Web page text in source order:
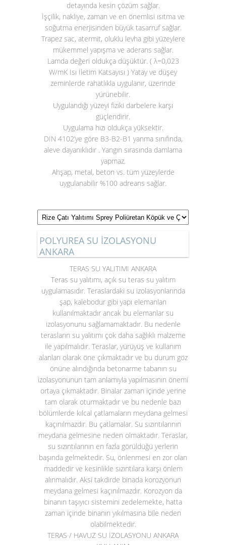
detayında kesin çözüm sağlar.
İşçilik, nakliye, zaman ve en önemlisi ısıtma ve
soğutma enerjisinden büyük tasarruf sağlar.
Trapez sac, atermit, oluklu levha gibi yüzeylere
mükemmel yapışma ve aderans sağlar.
Lamda değeri oldukça düşüktür. ( λ=0,023
W/mK Isı İletim Katsayısı ) Yatay ve düşey
zeminlerde rahatlıkla uygulanır, üzerinde
yürünebilir.
Uygulandığı yüzeyi fiziki darbelere karşı
güçlendirir.
Uygulama hızı oldukça yüksektir.
DIN 4102’ye göre B3-B2-B1 yanma sınıfında,
aleve dayanıklıdır . Yangın sırasında damlama
yapmaz.
Ahşap, metal, beton vs. tüm yüzeylerde
uygulanabilir %100 adreans sağlar.
POLYUREA SU İZOLASYONU
ANKARA
TERAS SU YALITIMI ANKARA
Teras su yalıtımı, açık su teras su yalıtım
uygulamasıdır. Teraslardaki su izolasyonlarında
şap, kalebodur gibi yapı elemanları
kullanılmaktadır ancak bu elemanlar su
izolasyonunu sağlamamaktadır. Bu nedenle
terasların su yalıtımı çok daha sağlıklı malzeme
ile yapılmalıdır. Teraslar, yürüyüş ve kullanım
alanları olarak öne çıkmaktadır ve bu durum göz
önüne alındığında betonarme tabanın su
izolasyonunun tam anlamıyla yapılmasının önemi
ortaya çıkmaktadır. Binalar zaman içinde yerine
tam olarak oturmaktadır ve bu nedenle bazı
bölümlerde kılcal çatlamaların meydana gelmesi
kaçınılmazdır. Bu çatlamalar. Su sızıntılarının
meydana gelmesine neden olmaktadır. Teraslar,
su sızıntılarının en fazla görüldüğü yerlerin
başında gelmektedir. Su, önlenmesi en zor olan
maddedir ve kesinlikle sızıntılara karşı önlem
alınmalıdır. Aksi takdirde binada korozyonun
meydana gelmesi kaçınılmazdır. Korozyon da
binanın taşıyıcı sistemini zedelemekte, hatta
zaman içinde binanın yıkılmasına bile neden
olabilmektedir.
TERAS / HAVUZ SU İZOLASYONU ANKARA